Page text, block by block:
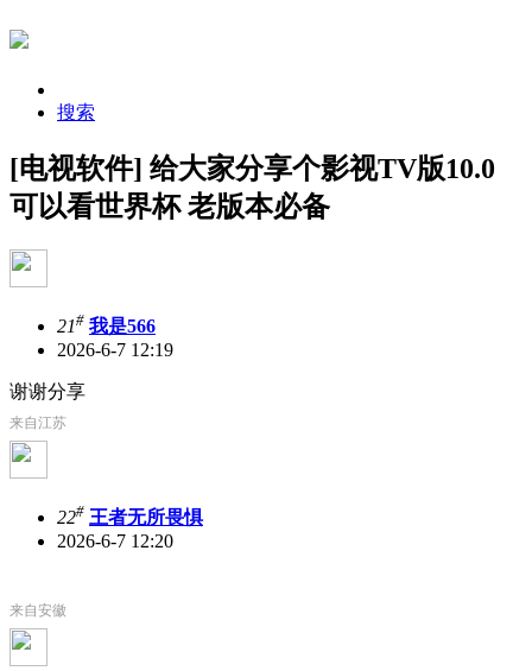
搜索
[电视软件] 给大家分享个影视TV版10.0
可以看世界杯 老版本必备
21# 我是566
2026-6-7 12:19
谢谢分享
来自江苏
22# 王者无所畏惧
2026-6-7 12:20
来自安徽